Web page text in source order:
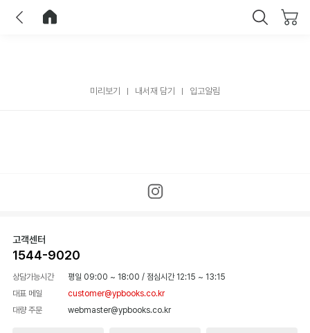
미리보기 내서재 담기 입고알림
고객센터
1544-9020
상담가능시간 평일 09:00 ~ 18:00 / 점심시간 12:15 ~ 13:15
대표 메일
customer@ypbooks.co.kr
대량 주문
webmaster@ypbooks.co.kr